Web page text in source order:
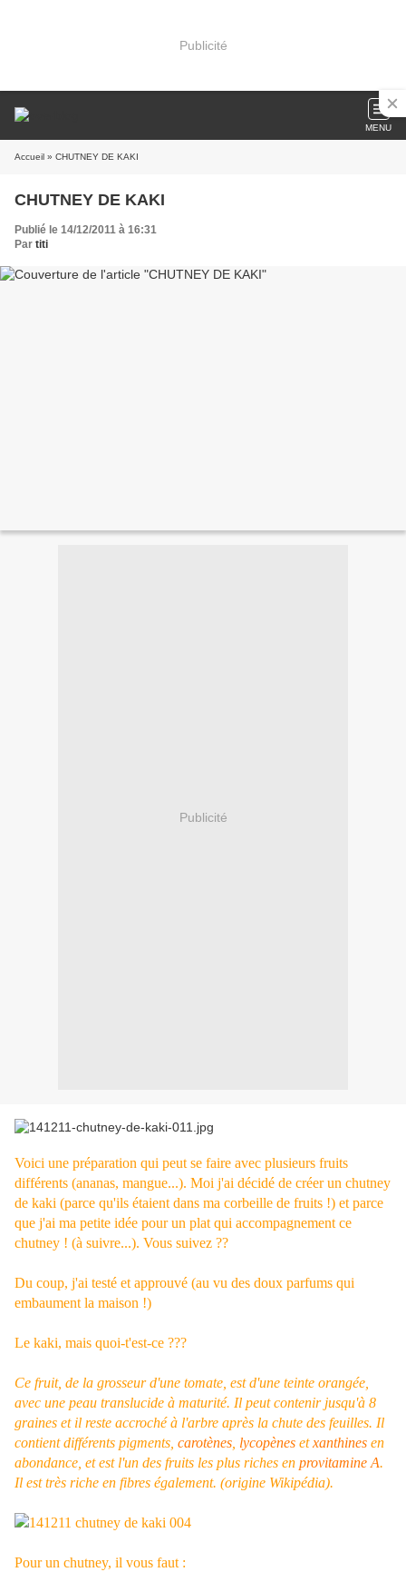
Publicité
MENU
Accueil » CHUTNEY DE KAKI
CHUTNEY DE KAKI
Publié le 14/12/2011 à 16:31
Par titi
Publicité
Voici une préparation qui peut se faire avec plusieurs fruits
différents (ananas, mangue...). Moi j'ai décidé de créer un chutney
de kaki (parce qu'ils étaient dans ma corbeille de fruits !) et parce
que j'ai ma petite idée pour un plat qui accompagnement ce
chutney ! (à suivre...). Vous suivez ??
Du coup, j'ai testé et approuvé (au vu des doux parfums qui
embaument la maison !)
Le kaki, mais quoi-t'est-ce ???
Ce fruit, de la grosseur d'une tomate, est d'une teinte orangée,
avec une peau translucide à maturité. Il peut contenir jusqu'à 8
graines et il reste accroché à l'arbre après la chute des feuilles. Il
contient différents pigments, carotènes lycopènes etxanthines en
abondance, et est l'un des fruits les plus riches en provitamine A.
Il est très riche en fibres également. (origine Wikipédia).
Pour un chutney, il vous faut :